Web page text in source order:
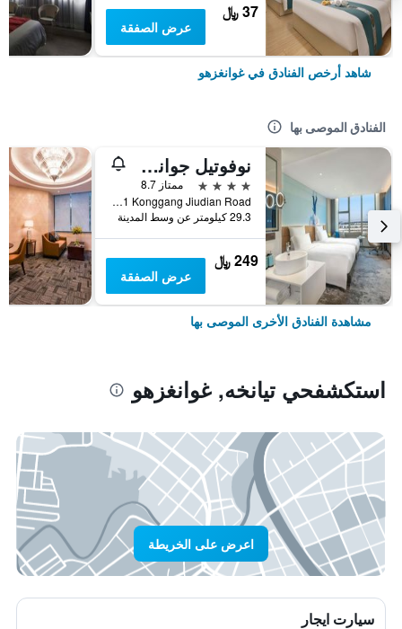
37 ﷼
عرض الصفقة
شاهد أرخص الفنادق في غوانغزهو
الفنادق الموصى بها
نوفوتيل جوانجشو بايون أيربورت
4 نجوم
ممتاز 8.7
No 1 Konggang Jiudian Road, غوانغزهو, الصين
29.3 كيلومتر عن وسط المدينة
249 ﷼
عرض الصفقة
مشاهدة الفنادق الأخرى الموصى بها
استكشفحي تيانخه, غوانغزهو
اعرض على الخريطة
سيارت ايجار